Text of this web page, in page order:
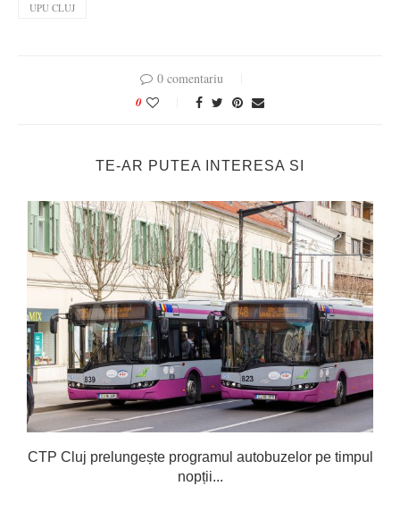
UPU CLUJ
0 comentariu
0
TE-AR PUTEA INTERESA SI
CTP Cluj prelungește programul autobuzelor pe timpul
nopții...